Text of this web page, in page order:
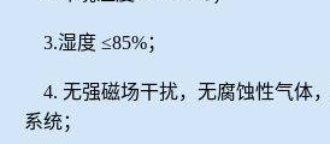
3.湿度 ≤85%；
4. 无强磁场干扰，无腐蚀性气体
系统；